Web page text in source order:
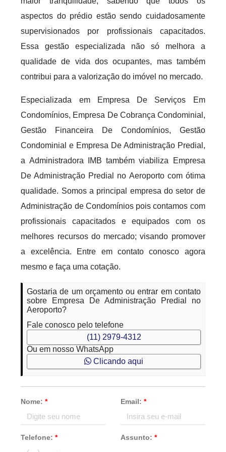
aspectos do prédio estão sendo cuidadosamente
supervisionados por profissionais capacitados.
Essa gestão especializada não só melhora a
qualidade de vida dos ocupantes, mas também
contribui para a valorização do imóvel no mercado.
Especializada em Empresa De Serviços Em
Condomínios, Empresa De Cobrança Condominial,
Gestão Financeira De Condomínios, Gestão
Condominial e Empresa De Administração Predial,
a Administradora IMB também viabiliza Empresa
De Administração Predial no Aeroporto com ótima
qualidade. Somos a principal empresa do setor de
Administração de Condomínios pois contamos com
profissionais capacitados e equipados com os
melhores recursos do mercado; visando promover
a excelência. Entre em contato conosco agora
mesmo e faça uma cotação.
Gostaria de um orçamento ou entrar em contato
sobre Empresa De Administração Predial no
Aeroporto?
Fale conosco pelo telefone
(11) 2979-4312
Ou em nosso WhatsApp
Clicando aqui
Nome:* Email: *
Telefone:* Assunto: *